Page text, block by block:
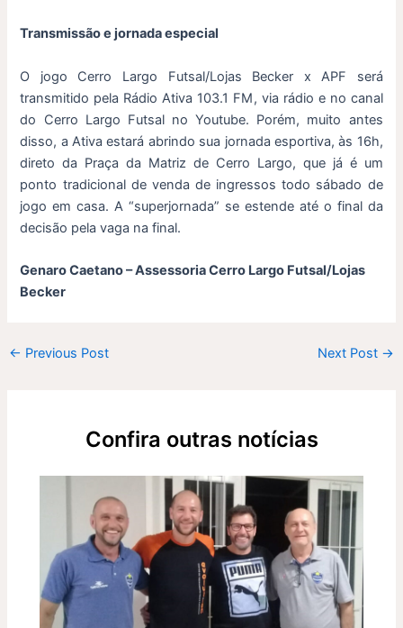
Transmissão e jornada especial
O jogo Cerro Largo Futsal/Lojas Becker x APF será
transmitido pela Rádio Ativa 103.1 FM, via rádio e no canal
do Cerro Largo Futsal no Youtube. Porém, muito antes
disso, a Ativa estará abrindo sua jornada esportiva, às 16h,
direto da Praça da Matriz de Cerro Largo, que já é um
ponto tradicional de venda de ingressos todo sábado de
jogo em casa. A “superjornada” se estende até o final da
decisão pela vaga na final.
Genaro Caetano – Assessoria Cerro Largo Futsal/Lojas
Becker
← Previous Post Next Post →
Confira outras notícias